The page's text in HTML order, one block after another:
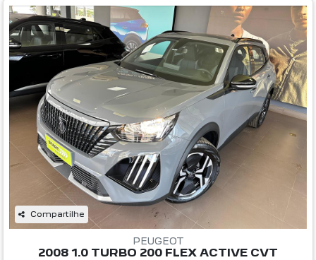
Compartilhe
PEUGEOT
2008 1.0 TURBO 200 FLEX ACTIVE CVT